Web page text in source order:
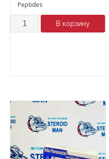
Peptides
Количество В корзину